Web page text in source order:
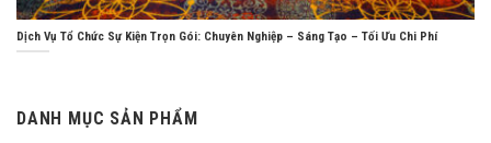
Dịch Vụ Tổ Chức Sự Kiện Trọn Gói: Chuyên Nghiệp – Sáng Tạo – Tối Ưu Chi Phí
DANH MỤC SẢN PHẨM